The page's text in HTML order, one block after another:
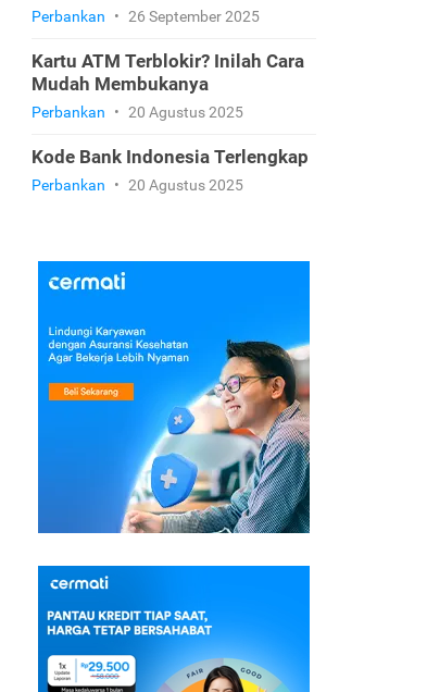
Perbankan • 26 September 2025
Kartu ATM Terblokir? Inilah Cara
Mudah Membukanya
Perbankan • 20 Agustus 2025
Kode Bank Indonesia Terlengkap
Perbankan • 20 Agustus 2025